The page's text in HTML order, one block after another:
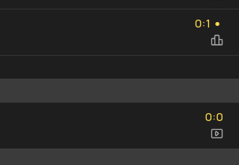
0:1 ●
0
0:
0
0